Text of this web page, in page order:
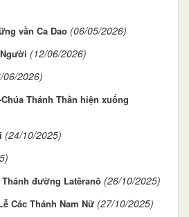
vần Ca Dao (06/05/2026)
(12/06/2026)
06/2026)
Thánh Thần hiện xuống
(24/10/2025)
đường Latêranô (26/10/2025)
Các Thánh Nam Nữ (27/10/2025)